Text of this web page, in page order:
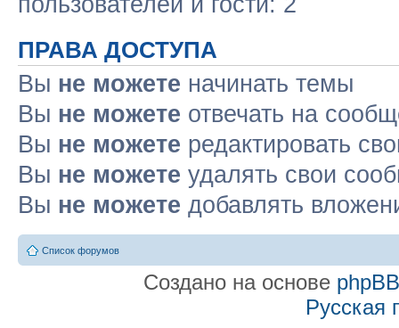
ПРАВА ДОСТУПА
Вы не можете начинать темы
Вы не можете отвечать на
Вы не можете редактировать
Вы не можете удалять свои
Вы не можете добавлять
Список форумов
Создано на основе phpBB
Русская